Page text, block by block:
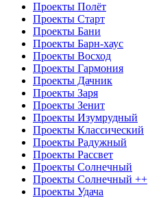
Проекты Полёт
Проекты Старт
Проекты Бани
Проекты Барн-хаус
Проекты Восход
Проекты Гармония
Проекты Дачник
Проекты Заря
Проекты Зенит
Проекты Изумрудный
Проекты Классический
Проекты Радужный
Проекты Рассвет
Проекты Солнечный
Проекты Солнечный ++
Проекты Удача